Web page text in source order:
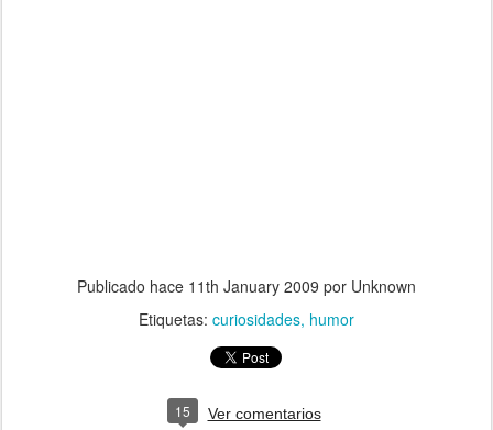
Publicado hace 11th January 2009 por Unknown
Etiquetas: curiosidades humor
15 Ver comentarios